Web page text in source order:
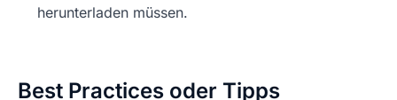
herunterladen müssen.
Best Practices oder Tipps